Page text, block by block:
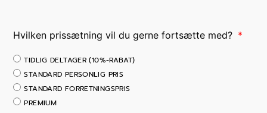
Hvilken prissætning vil du gerne fortsætte med?
TIDLIG DELTAGER (10%-RABAT)
STANDARD PERSONLIG PRIS
STANDARD FORRETNINGSPRIS
PREMIUM